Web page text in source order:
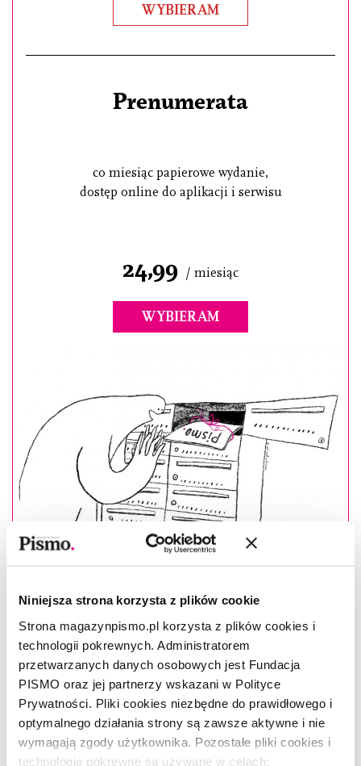
Niniejsza strona korzysta z plików cookie
Strona magazynpismo.pl korzysta z plików cookies i
technologii pokrewnych. Administratorem
przetwarzanych danych osobowych jest Fundacja
PISMO oraz jej partnerzy wskazani w Polityce
Prywatności. Pliki cookies niezbędne do prawidłowego i
optymalnego działania strony są zawsze aktywne i nie
wymagają zgody użytkownika. Pozostałe pliki cookies i
technologie pokrewne są używane w celach:
WYBIERAM
Prenumerata
co miesiąc papierowe wydanie,
dostęp online do aplikacji i serwisu
24,99 / miesiąc
WYBIERAM
Masz konto? Zaloguj się
Urszula Jabłońska –(ur. 1980), reporterka. Absolwentka
orientalistyki na Uniwersytecie Warszawskim oraz Polskiej
Szkoły Reportażu. Laureatka nagrody Grand Press 2012 w
kategorii reportaż prasowy, nominowana do